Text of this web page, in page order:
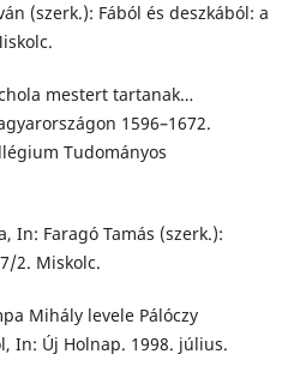
(szerk.): Fából és deszkából: a
mestert tartanak…
1596–1672.
Tudományos
In: Faragó Tamás (szerk.):
2. Miskolc.
Mihály levele Pálóczy
In: Új Holnap. 1998. július.